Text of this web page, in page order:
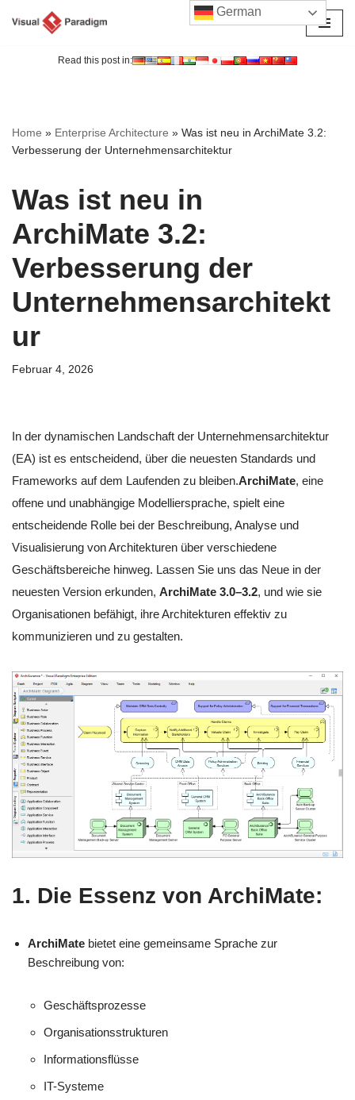
Read this post in:
Home » Enterprise Architecture » Was ist neu in ArchiMate 3.2:
Verbesserung der Unternehmensarchitektur
Was ist neu in
ArchiMate 3.2:
Verbesserung der
Unternehmensarchitekt
ur
Februar 4, 2026
In der dynamischen Landschaft der Unternehmensarchitektur
(EA) ist es entscheidend, über die neuesten Standards und
Frameworks auf dem Laufenden zu bleiben.ArchiMate, eine
offene und unabhängige Modelliersprache, spielt eine
entscheidende Rolle bei der Beschreibung, Analyse und
Visualisierung von Architekturen über verschiedene
Geschäftsbereiche hinweg. Lassen Sie uns das Neue in der
neuesten Version erkunden, ArchiMate 3.0–3.2, und wie sie
Organisationen befähigt, ihre Architekturen effektiv zu
kommunizieren und zu gestalten.
1. Die Essenz von ArchiMate:
ArchiMate bietet eine gemeinsame Sprache zur
Beschreibung von:
Geschäftsprozesse
Organisationsstrukturen
Informationsflüsse
IT-Systeme
German